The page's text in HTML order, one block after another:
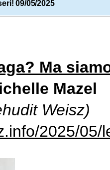
09/05/2025
Ma
Mazel
Weisz)
2025/